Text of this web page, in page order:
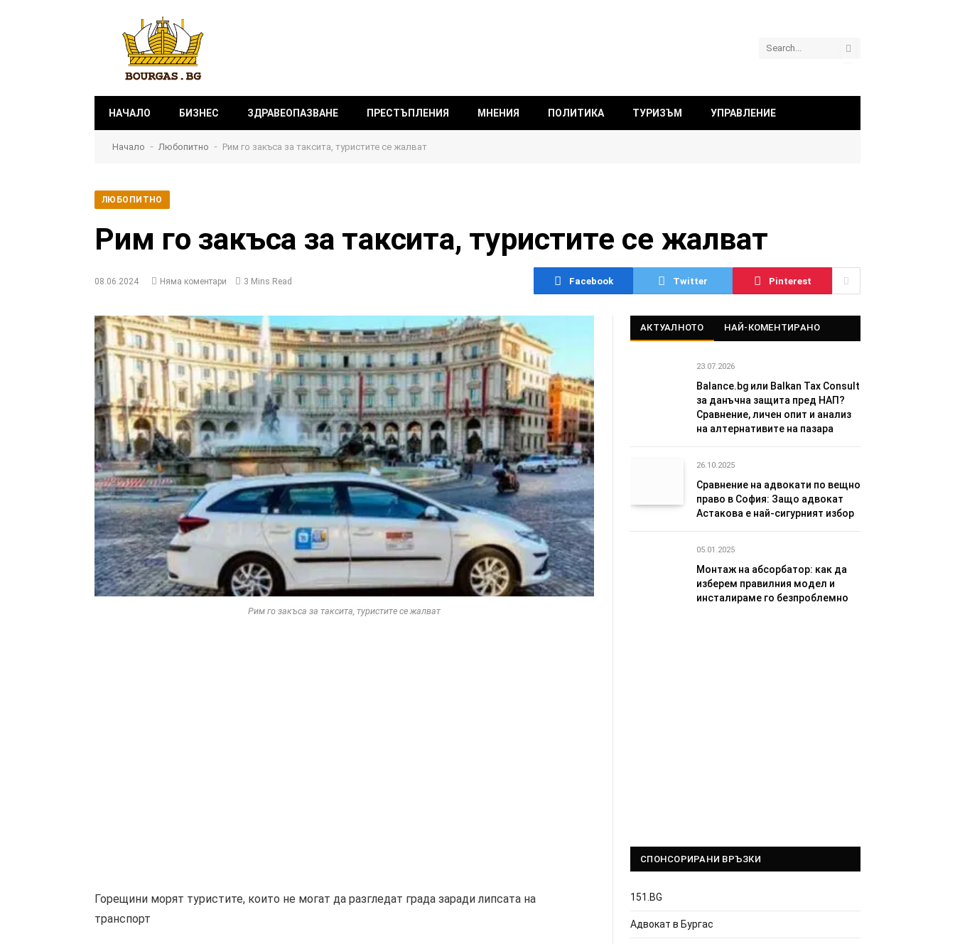
НАЧАЛО БИЗНЕС ЗДРАВЕОПАЗВАНЕ ПРЕСТЪПЛЕНИЯ МНЕНИЯ ПОЛИТИКА ТУРИЗЪМ УПРАВЛЕНИЕ
Начало - Любопитно - Рим го закъса за таксита, туристите се жалват
ЛЮБОПИТНО
Рим го закъса за таксита, туристите се жалват
08.06.2024 Няма коментари 3 Mins Read Facebook Twitter Pinterest
Рим го закъса за таксита, туристите се жалват
Горещини морят туристите, които не могат да разгледат града заради липсата на
транспорт
АКТУАЛНОТО НАЙ-КОМЕНТИРАНО
23.07.2026
Balance.bg или Balkan Tax Consult
за данъчна защита пред НАП?
Сравнение, личен опит и анализ
на алтернативите на пазара
26.10.2025
Сравнение на адвокати по вещно
право в София: Защо адвокат
Астакова е най-сигурният избор
05.01.2025
Монтаж на абсорбатор: как да
изберем правилния модел и
инсталираме го безпроблемно
СПОНСОРИРАНИ ВРЪЗКИ
151.BG
Адвокат в Бургас